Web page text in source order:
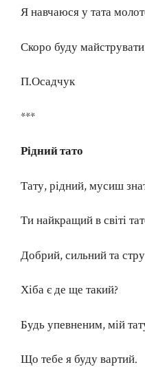
Я навчаюся у тата
Скоро буду
П.Осадчук
***
Рідний тато
Тату, рідний, мусиш
Ти найкращий в світі
Добрий, сильний та
Хіба є де ще такий?
Будь упевненим, мій
Що тебе я буду вартий.